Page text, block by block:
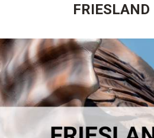
FRIESLAND